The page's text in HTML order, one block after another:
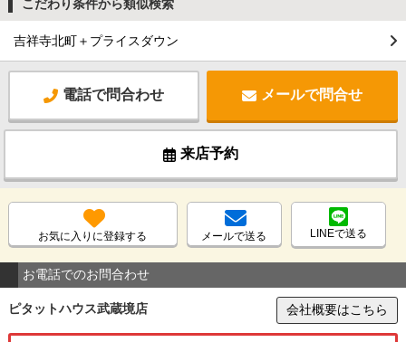
こだわり条件から類似検索
吉祥寺北町＋プライスダウン
電話で問合わせ メールで問合せ
来店予約
お気に入りに登録する メールで送る LINEで送る
お電話でのお問合わせ
ピタットハウス武蔵境店 会社概要はこちら